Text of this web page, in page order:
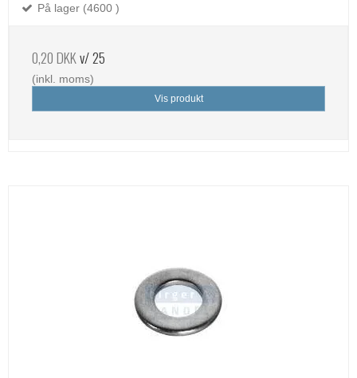
På lager (4600 )
0,20 DKKv/ 25
(inkl. moms)
Vis produkt